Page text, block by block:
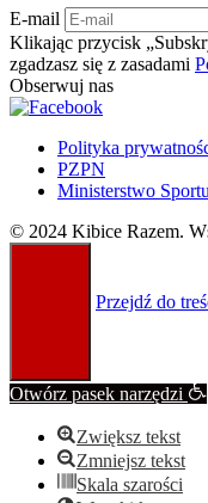
E-mail
Klikając przycisk
zgadzasz się z zasadami
Obserwuj nas
Polityka
PZPN
Ministerstwo
© 2024 Kibice Razem.
Przejdź do
Otwórz pasek narzędzi
Zwiększ tekst
Zmniejsz tekst
Skala szarości